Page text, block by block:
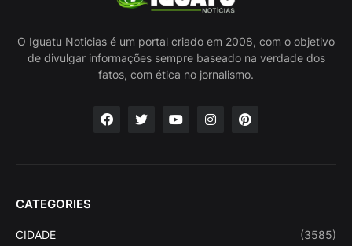
O Iguatu Noticias é um portal criado em 2008, com o objetivo
de divulgar informações sempre baseado na verdade dos
fatos, com ética no jornalismo.
CATEGORIES
CIDADE (3585)